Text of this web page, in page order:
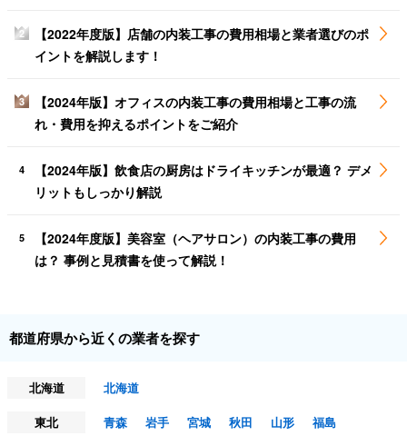
2
【2022年度版】店舗の内装工事の費用相場と業者選びのポ
イントを解説します！
3
【2024年版】オフィスの内装工事の費用相場と工事の流
れ・費用を抑えるポイントをご紹介
4
【2024年版】飲食店の厨房はドライキッチンが最適？ デメ
リットもしっかり解説
5
【2024年度版】美容室（ヘアサロン）の内装工事の費用
は？ 事例と見積書を使って解説！
都道府県から近くの業者を探す
北海道
北海道
東北
青森 岩手 宮城 秋田 山形
福島